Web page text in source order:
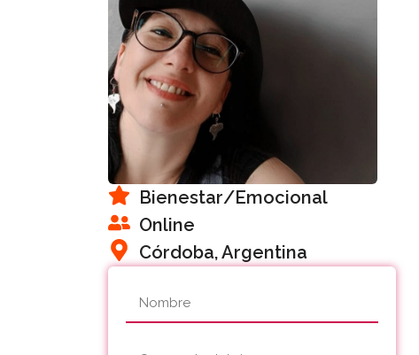
Bienestar/Emocional
Online
Córdoba, Argentina